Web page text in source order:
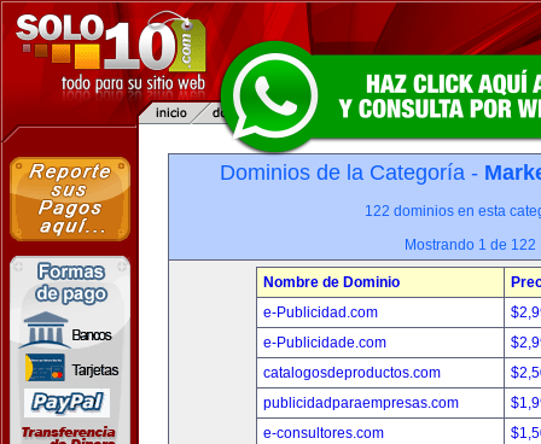
Dominios de la Categoría -
122 dominios en esta
Mostrando 1 de 122
Nombre de Dominio
e-Publicidad.com
e-Publicidade.com
catalogosdeproductos.com
publicidadparaempresas.com
e-consultores.com